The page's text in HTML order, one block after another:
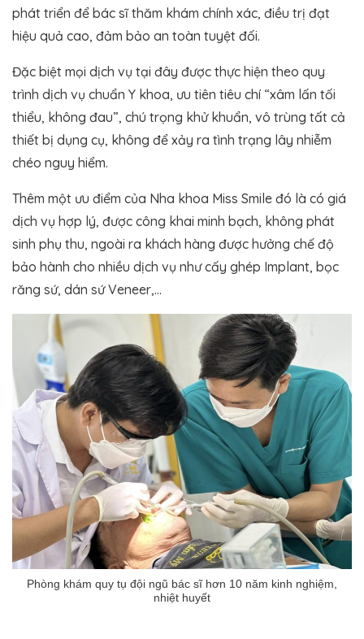
phát triển để bác sĩ thăm khám chính xác, điều trị đạt
hiệu quả cao, đảm bảo an toàn tuyệt đối.
Đặc biệt mọi dịch vụ tại đây được thực hiện theo quy
trình dịch vụ chuẩn Y khoa, ưu tiên tiêu chí “xâm lấn tối
thiểu, không đau”, chú trọng khử khuẩn, vô trùng tất cả
thiết bị dụng cụ, không để xảy ra tình trạng lây nhiễm
chéo nguy hiểm.
Thêm một ưu điểm của Nha khoa Miss Smile đó là có giá
dịch vụ hợp lý, được công khai minh bạch, không phát
sinh phụ thu, ngoài ra khách hàng được hưởng chế độ
bảo hành cho nhiều dịch vụ như cấy ghép Implant, bọc
răng sứ, dán sứ Veneer,…
Phòng khám quy tụ đội ngũ bác sĩ hơn 10 năm kinh nghiệm,
nhiệt huyết